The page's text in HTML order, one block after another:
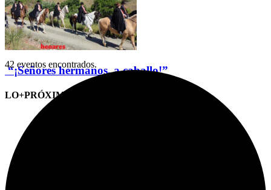
“¡Señores hermanos, a caballo!”
LO+PRÓXIMO (CITAS)
42 eventos encontrados.